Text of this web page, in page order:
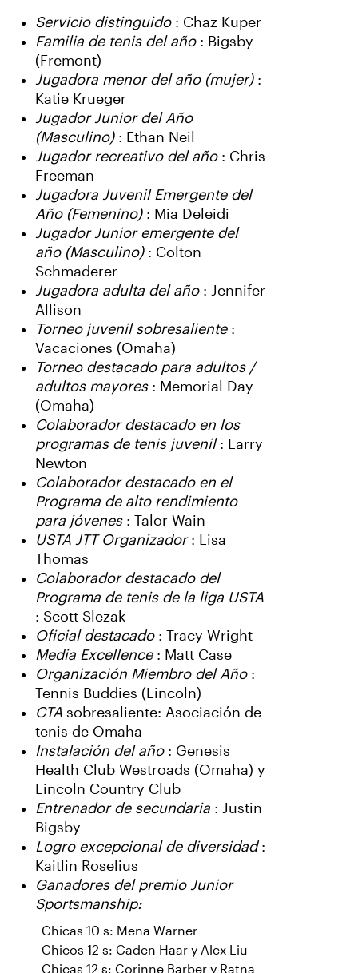
Servicio distinguido : Chaz Kuper
Familia de tenis del año : Bigsby
(Fremont)
Jugadora menor del año (mujer) :
Katie Krueger
Jugador Junior del Año
(Masculino) : Ethan Neil
Jugador recreativo del año : Chris
Freeman
Jugadora Juvenil Emergente del
Año (Femenino) : Mia Deleidi
Jugador Junior emergente del
año (Masculino) : Colton
Schmaderer
Jugadora adulta del año : Jennifer
Allison
Torneo juvenil sobresaliente :
Vacaciones (Omaha)
Torneo destacado para adultos /
adultos mayores : Memorial Day
(Omaha)
Colaborador destacado en los
programas de tenis juvenil : Larry
Newton
Colaborador destacado en el
Programa de alto rendimiento
para jóvenes : Talor Wain
USTA JTT Organizador : Lisa
Thomas
Colaborador destacado del
Programa de tenis de la liga USTA
: Scott Slezak
Oficial destacado : Tracy Wright
Media Excellence : Matt Case
Organización Miembro del Año :
Tennis Buddies (Lincoln)
CTA sobresaliente: Asociación de
tenis de Omaha
Instalación del año : Genesis
Health Club Westroads (Omaha) y
Lincoln Country Club
Entrenador de secundaria : Justin
Bigsby
Logro excepcional de diversidad :
Kaitlin Roselius
Ganadores del premio Junior
Sportsmanship:
Chicas 10 s: Mena Warner
Chicos 12 s: Caden Haar y Alex Liu
Chicas 12 s: Corinne Barber y Ratna